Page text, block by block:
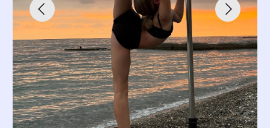
Преимущества сада:
— просторные залы для игр
и занятий
— опытные
и квалифицированные педагоги
— сильная программа
подготовки к школе
— группы по возрастам до 22
детей
— собственный пищеблок